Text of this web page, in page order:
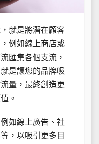
就是將潛在顧客
例如線上商店或
匯集各個支流，
是讓您的品牌吸
量，最終創造更
。
如線上廣告、社
，以吸引更多目